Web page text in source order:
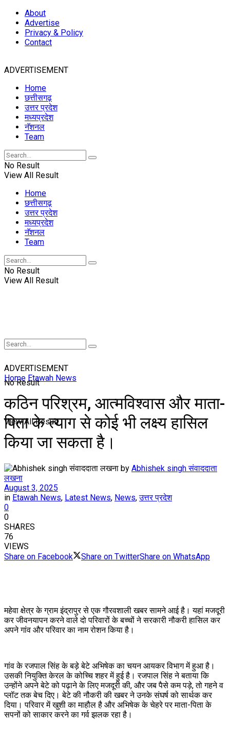
About
Advertise
Privacy & Policy
Contact
ADVERTISEMENT
Home
छत्तीसगढ़
उत्तर प्रदेश
मध्यप्रदेश
नॅशनल
Team
No Result
View All Result
Home
छत्तीसगढ़
उत्तर प्रदेश
मध्यप्रदेश
नॅशनल
Team
No Result
View All Result
No Result
View All Result
ADVERTISEMENT
Home Etawah News
कठिन परिश्रम, आत्मविश्वास और माता-
पिता के त्याग से कोई भी लक्ष्य हासिल
किया जा सकता है।
by Abhishek singh संवाददाता
लखना
August 3, 2025
in Etawah News, Latest News, News,उत्तर प्रदेश
0
0
SHARES
76
VIEWS
Share on Facebook
Share on TwitterShare on WhatsApp
महेवा क्षेत्र के ग्राम इंद्रापुर से एक गौरवशाली खबर सामने आई है। यहां मजदूरी
कर जीवनयापन करने वाले दो परिवारों के बच्चों ने सरकारी नौकरी हासिल कर
अपने गांव और परिवार का नाम रोशन किया है।
गांव के रजपाल सिंह के बड़े बेटे अभिषेक का चयन आयकर विभाग में हुआ है।
उसकी नियुक्ति केरल के कोच्चि शहर में हुई है। रजपाल सिंह ने बताया कि
उन्होंने अपने बेटे को पढ़ाने के लिए मजदूरी की, और जब पैसे कम पड़े, तो गहने व
प्लॉट तक बेच दिए। बेटे की नौकरी की खबर ने उनके संघर्ष को सार्थक कर
दिया। परिवार में खुशी का माहौल है और अभिषेक के चेहरे पर माता-पिता के
सपनों को साकार करने का गर्व झलक रहा है।